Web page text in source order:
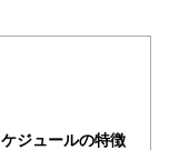
ジュールの特徴